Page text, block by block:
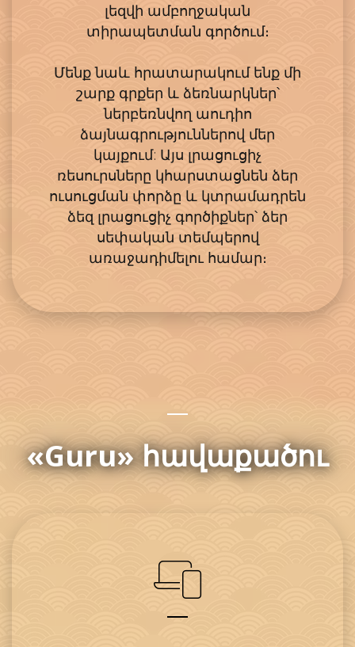
լեզվի ամբողջական
տիրապետման գործում։
Մենք նաև հրատարակում ենք մի
շարք գրքեր և ձեռնարկներ՝
ներբեռնվող աուդիո
ձայնագրություններով մեր
կայքում: Այս լրացուցիչ
ռեսուրսները կհարստացնեն ձեր
ուսուցման փորձը և կտրամադրեն
ձեզ լրացուցիչ գործիքներ՝ ձեր
սեփական տեմպերով
առաջադիմելու համար։
«Guru»հավաքածու